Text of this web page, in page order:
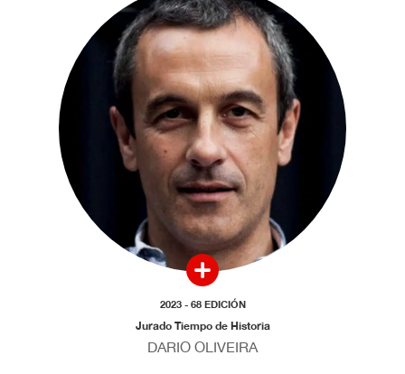
2023 - 68 EDICIÓN
Jurado Tiempo de Historia
DARIO OLIVEIRA